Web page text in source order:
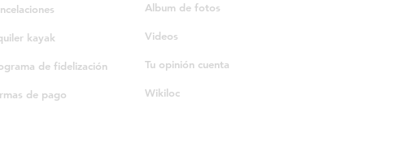
kayak
de fidelización
de pago
Album de fotos
Videos
Tu opinión cuenta
Wikiloc